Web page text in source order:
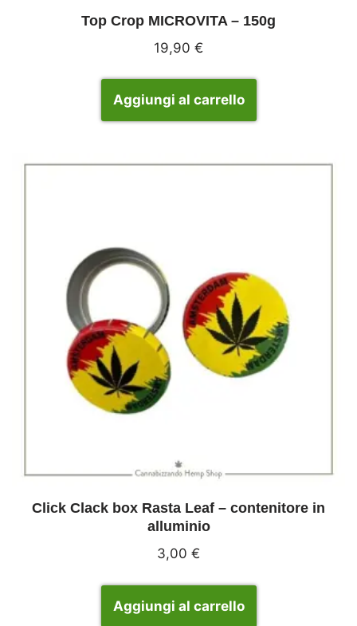
Top Crop MICROVITA – 150g
19,90 €
Aggiungi al carrello
Click Clack box Rasta Leaf – contenitore in
alluminio
3,00 €
Aggiungi al carrello